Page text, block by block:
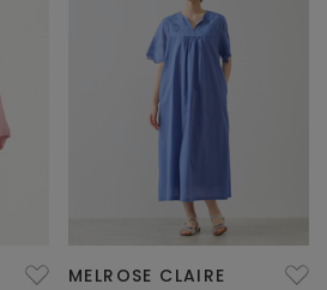
MELROSE CLAIRE